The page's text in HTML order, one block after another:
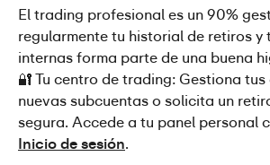
El trading profesional es un 90%
regularmente tu historial de retiros y
internas forma parte de una buena
🔐 Tu centro de trading: Gestiona
nuevas subcuentas o solicita un
Inicio de sesión.